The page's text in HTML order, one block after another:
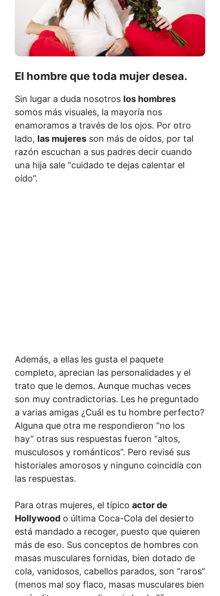
El hombre que toda mujer desea.
Sin lugar a duda nosotros los hombres
somos más visuales, la mayoría nos
enamoramos a través de los ojos. Por otro
lado, las mujeres son más de oídos, por tal
razón escuchan a sus padres decir cuando
una hija sale “cuidado te dejas calentar el
oído”.
Además, a ellas les gusta el paquete
completo, aprecian las personalidades y el
trato que le demos. Aunque muchas veces
son muy contradictorias. Les he preguntado
a varias amigas ¿Cuál es tu hombre perfecto?
Alguna que otra me respondieron “no los
hay” otras sus respuestas fueron “altos,
musculosos y románticos”. Pero revisé sus
historiales amorosos y ninguno coincidía con
las respuestas.
Para otras mujeres, el típico actor de
Hollywood o última Coca-Cola del desierto
está mandado a recoger, puesto que quieren
más de eso. Sus conceptos de hombres con
masas musculares fornidas, bien dotado de
cola, vanidosos, cabellos parados, son “raros”
(menos mal soy flaco, masas musculares bien